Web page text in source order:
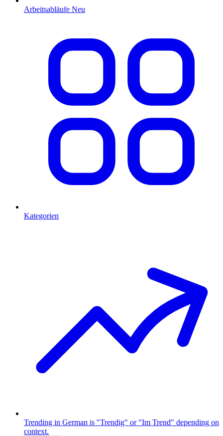
Arbeitsabläufe Neu
Kategorien
Trending in German is "Trendig" or "Im Trend" depending on
context.